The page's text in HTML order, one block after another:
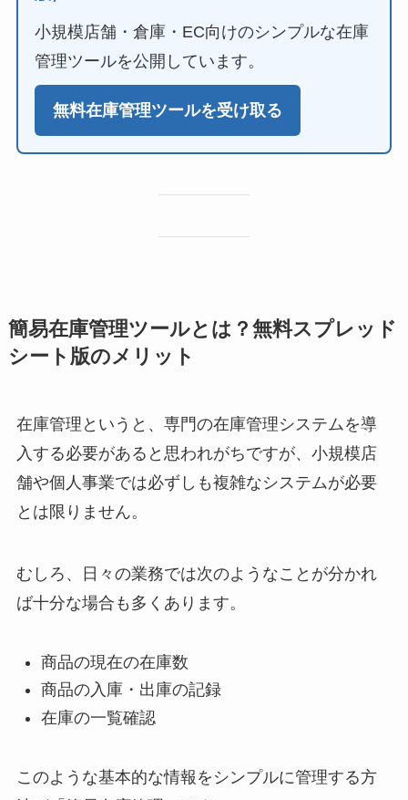
小規模店舗・倉庫・EC向けのシンプルな在庫
管理ツールを公開しています。
無料在庫管理ツールを受け取る
簡易在庫管理ツールとは？無料スプレッド
シート版のメリット
在庫管理というと、専門の在庫管理システムを導
入する必要があると思われがちですが、小規模店
舗や個人事業では必ずしも複雑なシステムが必要
とは限りません。
むしろ、日々の業務では次のようなことが分かれ
ば十分な場合も多くあります。
商品の現在の在庫数
商品の入庫・出庫の記録
在庫の一覧確認
このような基本的な情報をシンプルに管理する方